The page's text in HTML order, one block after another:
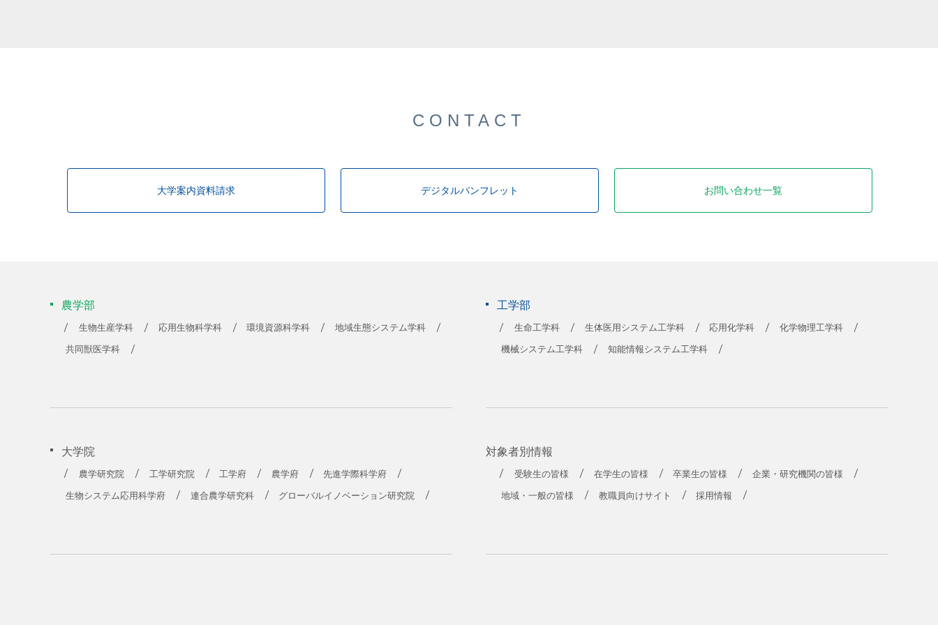
CONTACT
大学案内資料請求 デジタルパンフレット お問い合わせ一覧
農学部
生物生産学科 応用生物科学科 環境資源科学科 地域生態システム学科
共同獣医学科
工学部
生命工学科 生体医用システム工学科 応用化学科 化学物理工学科
機械システム工学科 知能情報システム工学科
大学院
農学研究院 工学研究院 工学府 農学府 先進学際科学府
生物システム応用科学府 連合農学研究科 グローバルイノベーション研究院
対象者別情報
受験生の皆様 在学生の皆様 卒業生の皆様 企業・研究機関の皆様
地域・一般の皆様 教職員向けサイト 採用情報